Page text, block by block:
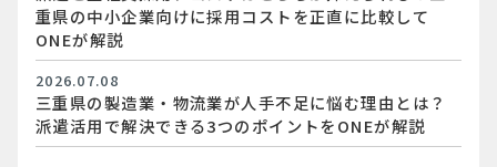
重県の中小企業向けに採用コストを正直に比較して
ONEが解説
2026.07.08
三重県の製造業・物流業が人手不足に悩む理由とは？
派遣活用で解決できる3つのポイントをONEが解説